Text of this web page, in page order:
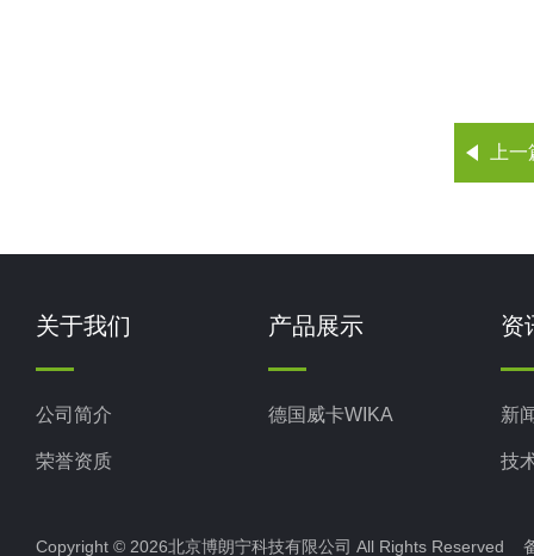
上
关于我们
公司简介
荣誉资质
产品展示
德国威卡WIKA
资
新
技
Copyright © 2026北京博朗宁科技有限公司 All Rights Reserved